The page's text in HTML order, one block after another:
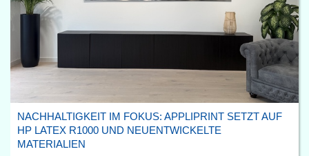
NACHHALTIGKEIT IM FOKUS: APPLIPRINT SETZT AUF
HP LATEX R1000 UND NEUENTWICKELTE
MATERIALIEN